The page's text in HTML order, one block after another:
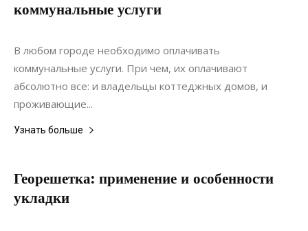
коммунальные услуги
09.06.2020
В любом городе необходимо оплачивать
коммунальные услуги. При чем, их оплачивают
абсолютно все: и владельцы коттеджных домов, и
проживающие...
Узнать больше
Георешетка: применение и особенности
укладки
18.12.2020